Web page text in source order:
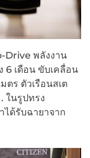
Drive พลังงาน
6 เดือน ขับเคลื่อน
ตร ตัวเรือนสเต
ในรูปทรง
ด้รับฉายาจาก